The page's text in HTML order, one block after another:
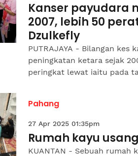
Kanser payudara
2007, lebih 50
Dzulkefly
PUTRAJAYA - Bilangan kes
peningkatan ketara sejak
peringkat lewat iaitu pada
Pahang
27 Apr 2025 01:35pm
Rumah kayu
KUANTAN - Sebuah rumah